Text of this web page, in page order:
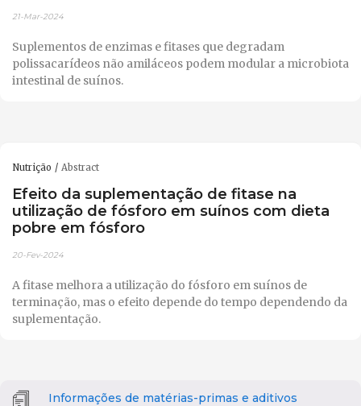
21-Mar-2024
Suplementos de enzimas e fitases que degradam
polissacarídeos não amiláceos podem modular a microbiota
intestinal de suínos.
Nutrição Abstract
Efeito da suplementação de fitase na
utilização de fósforo em suínos com dieta
pobre em fósforo
20-Fev-2024
A fitase melhora a utilização do fósforo em suínos de
terminação, mas o efeito depende do tempo dependendo da
suplementação.
Informações de matérias-primas e aditivos